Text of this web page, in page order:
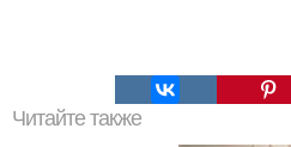
Читайте также